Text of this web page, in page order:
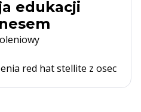
edukacji
red hat stellite z osec